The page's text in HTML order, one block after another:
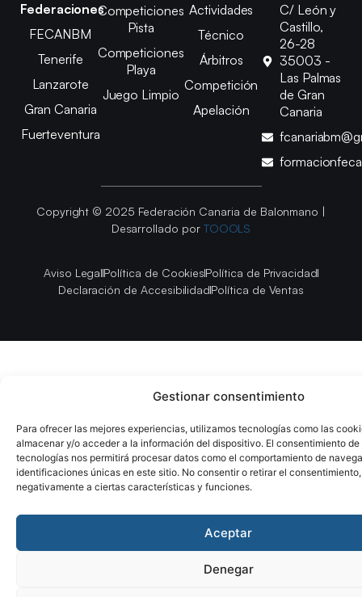
Gestionar consentimiento
Para ofrecer las mejores experiencias, utilizamos tecnologías como las
almacenar y/o acceder a la información del dispositivo. El consentimiento de
tecnologías nos permitirá procesar datos como el comportamiento de
identificaciones únicas en este sitio. No consentir o retirar el
negativamente a ciertas características y funciones.
Aceptar
Denegar
Federaciones
FECANBM
Tenerife
Lanzarote
Gran Canaria
Fuerteventura
Competiciones
Pista
Competiciones
Playa
Juego Limpio
Actividades
Técnico
Árbitros
Competición
Apelación
C/ León y
Castillo,
26-28
35003 -
Las Palmas
de Gran
Canaria
Copyright © 2025 Federación Canaria de Balonmano |
Desarrollado por TOOOLS
Aviso LegalPolítica de CookiesPolítica de Privacidad
Declaración de AccesibilidadPolítica de Ventas